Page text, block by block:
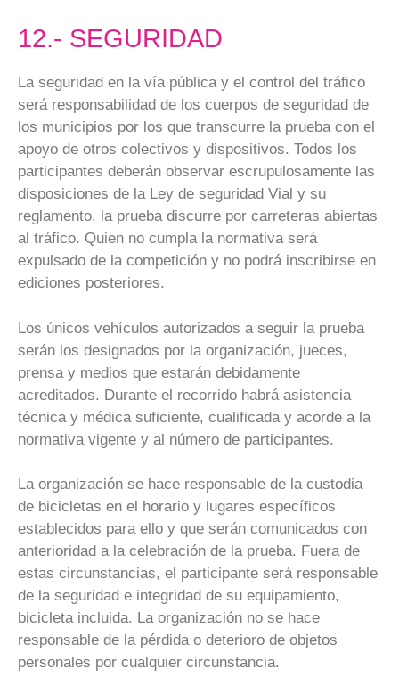
12.- SEGURIDAD
La seguridad en la vía pública y el control del tráfico
será responsabilidad de los cuerpos de seguridad de
los municipios por los que transcurre la prueba con el
apoyo de otros colectivos y dispositivos. Todos los
participantes deberán observar escrupulosamente las
disposiciones de la Ley de seguridad Vial y su
reglamento, la prueba discurre por carreteras abiertas
al tráfico. Quien no cumpla la normativa será
expulsado de la competición y no podrá inscribirse en
ediciones posteriores.
Los únicos vehículos autorizados a seguir la prueba
serán los designados por la organización, jueces,
prensa y medios que estarán debidamente
acreditados. Durante el recorrido habrá asistencia
técnica y médica suficiente, cualificada y acorde a la
normativa vigente y al número de participantes.
La organización se hace responsable de la custodia
de bicicletas en el horario y lugares específicos
establecidos para ello y que serán comunicados con
anterioridad a la celebración de la prueba. Fuera de
estas circunstancias, el participante será responsable
de la seguridad e integridad de su equipamiento,
bicicleta incluida. La organización no se hace
responsable de la pérdida o deterioro de objetos
personales por cualquier circunstancia.